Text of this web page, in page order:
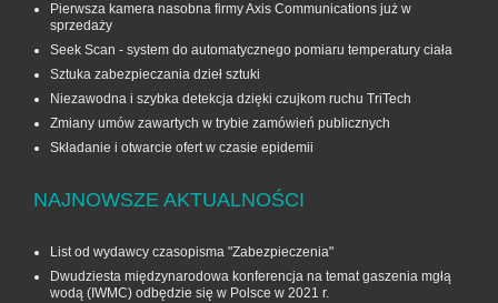
Pierwsza kamera nasobna firmy Axis Communications już w
sprzedaży
Seek Scan - system do automatycznego pomiaru temperatury ciała
Sztuka zabezpieczania dzieł sztuki
Niezawodna i szybka detekcja dzięki czujkom ruchu TriTech
Zmiany umów zawartych w trybie zamówień publicznych
Składanie i otwarcie ofert w czasie epidemii
NAJNOWSZE AKTUALNOŚCI
List od wydawcy czasopisma "Zabezpieczenia"
Dwudziesta międzynarodowa konferencja na temat gaszenia mgłą
wodą (IWMC) odbędzie się w Polsce w 2021 r.